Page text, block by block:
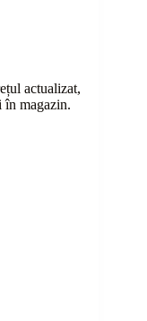
actualizat,
în magazin.